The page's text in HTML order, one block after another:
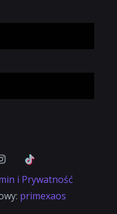
i Prywatność
primexaos